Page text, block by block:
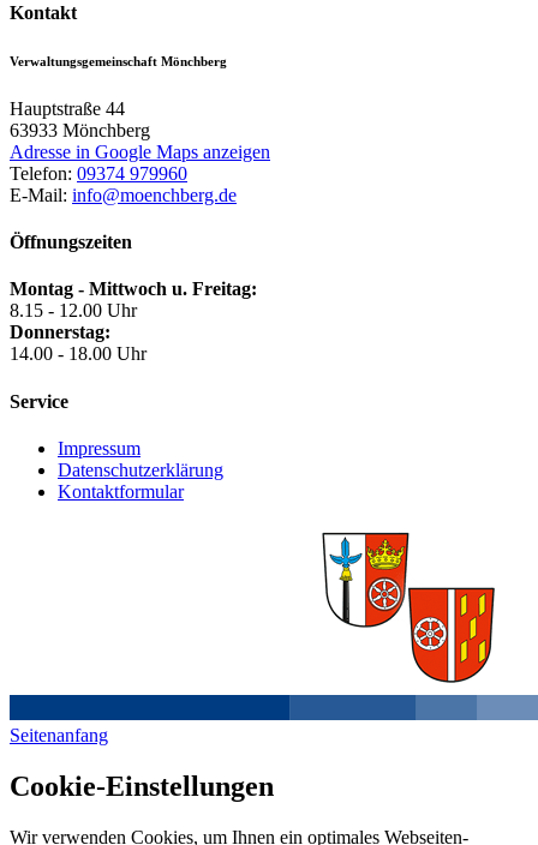
Kontakt
Verwaltungsgemeinschaft Mönchberg
Hauptstraße 44
63933 Mönchberg
Adresse in Google Maps anzeigen
Telefon: 09374 979960
E-Mail: info@moenchberg.de
Öffnungszeiten
Montag - Mittwoch u. Freitag:
8.15 - 12.00 Uhr
Donnerstag:
14.00 - 18.00 Uhr
Service
Impressum
Datenschutzerklärung
Kontaktformular
Seitenanfang
Cookie-Einstellungen
Wir verwenden Cookies, um Ihnen ein optimales Webseiten-